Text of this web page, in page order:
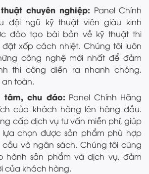
chuyên nghiệp: Panel Chính
đội ngũ kỹ thuật viên giàu kinh
đào tạo bài bản về kỹ thuật thi
xốp cách nhiệt. Chúng tôi luôn
công nghệ mới nhất để đảm
thi công diễn ra nhanh chóng,
toàn.
tâm, chu đáo: Panel Chính Hãng
của khách hàng lên hàng đầu.
cấp dịch vụ tư vấn miễn phí, giúp
chọn được sản phẩm phù hợp
cầu và ngân sách. Chúng tôi cũng
hành sản phẩm và dịch vụ, đảm
của khách hàng.